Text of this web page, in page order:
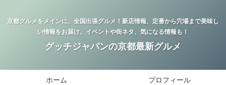
京都グルメをメインに、全国出張グルメ！新店情報、定番から穴場まで美味し
い情報をお届け。イベントや街ネタ、気になる情報も！
グッチジャパンの京都最新グルメ
ホーム プロフィール